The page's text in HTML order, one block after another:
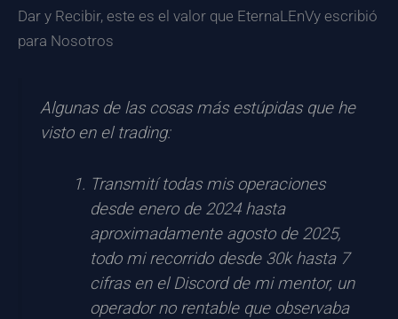
Dar y Recibir, este es el valor que EternaLEnVy escribió
para Nosotros
Algunas de las cosas más estúpidas que he
visto en el trading:
Transmití todas mis operaciones
desde enero de 2024 hasta
aproximadamente agosto de 2025,
todo mi recorrido desde 30k hasta 7
cifras en el Discord de mi mentor, un
operador no rentable que observaba